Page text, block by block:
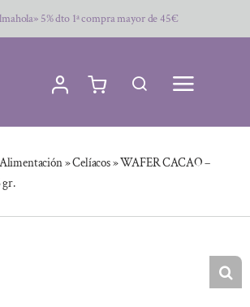
5% dto 1ª compra mayor de 45€
Alimentación»Celíacos»WAFER CACAO –
gr.